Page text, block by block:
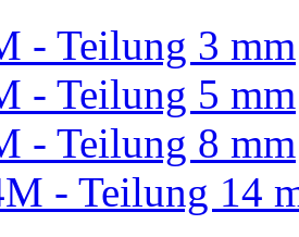
- Teilung 3 mm
- Teilung 5 mm
- Teilung 8 mm
- Teilung 14